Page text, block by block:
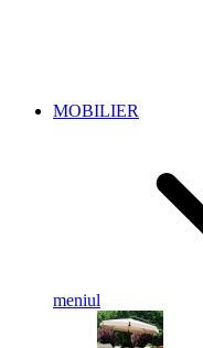
MOBILIER
meniul